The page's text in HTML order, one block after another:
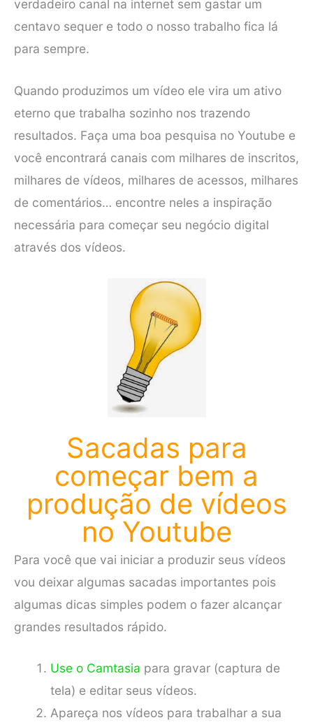
verdadeiro canal na internet sem gastar um
centavo sequer e todo o nosso trabalho fica lá
para sempre.
Quando produzimos um vídeo ele vira um ativo
eterno que trabalha sozinho nos trazendo
resultados. Faça uma boa pesquisa no Youtube e
você encontrará canais com milhares de inscritos,
milhares de vídeos, milhares de acessos, milhares
de comentários… encontre neles a inspiração
necessária para começar seu negócio digital
através dos vídeos.
Sacadas para
começar bem a
produção de vídeos
no Youtube
Para você que vai iniciar a produzir seus vídeos
vou deixar algumas sacadas importantes pois
algumas dicas simples podem o fazer alcançar
grandes resultados rápido.
Use o Camtasia para gravar (captura de
tela) e editar seus vídeos.
Apareça nos vídeos para trabalhar a sua